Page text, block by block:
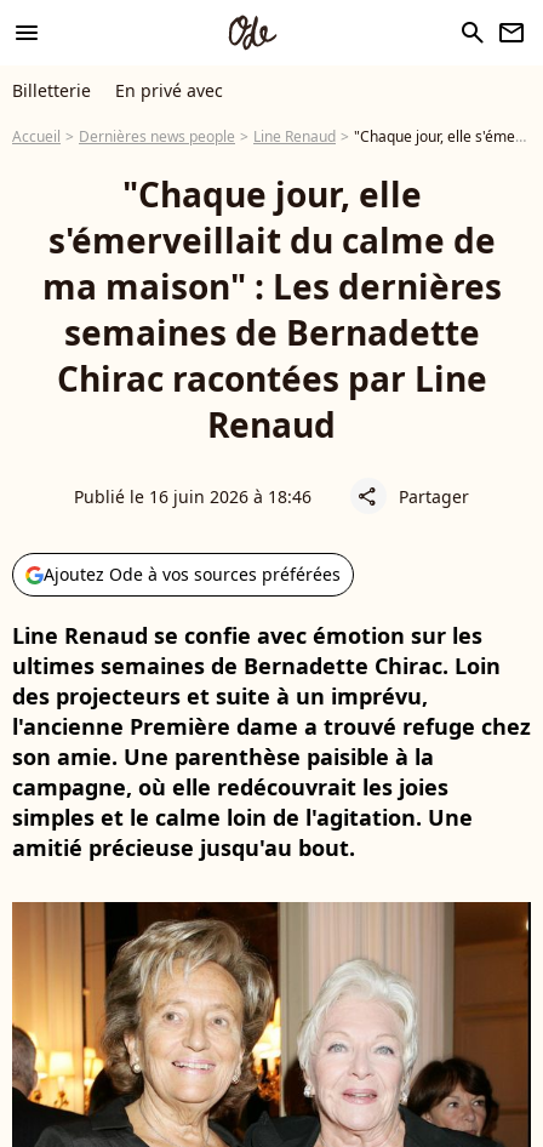
menu search newsletter
Billetterie En privé avec
Accueil Dernières news people Line Renaud "Chaque jour, elle s'émerveillait du calme de ma maison" : Les dernières semaines de Bernadette Chirac racontées par Line Renaud
"Chaque jour, elle
s'émerveillait du calme de
ma maison" : Les dernières
semaines de Bernadette
Chirac racontées par Line
Renaud
Publié le 16 juin 2026 à 18:46 share Partager
Ajoutez Ode à vos sources préférées
Line Renaud se confie avec émotion sur les
ultimes semaines de Bernadette Chirac. Loin
des projecteurs et suite à un imprévu,
l'ancienne Première dame a trouvé refuge chez
son amie. Une parenthèse paisible à la
campagne, où elle redécouvrait les joies
simples et le calme loin de l'agitation. Une
amitié précieuse jusqu'au bout.